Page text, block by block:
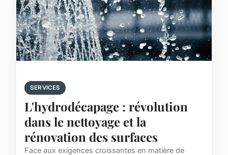
SERVICES
L'hydrodécapage : révolution
dans le nettoyage et la
rénovation des surfaces
Face aux exigences croissantes en matière de